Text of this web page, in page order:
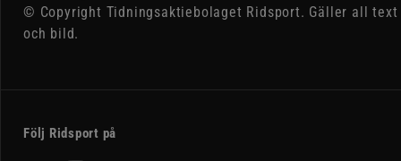
© Copyright Tidningsaktiebolaget Ridsport. Gäller all text
och bild.
Följ Ridsport på